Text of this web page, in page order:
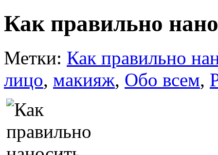
Как правильно
Метки: Как правильно
лицо, макияж, Обо всем,